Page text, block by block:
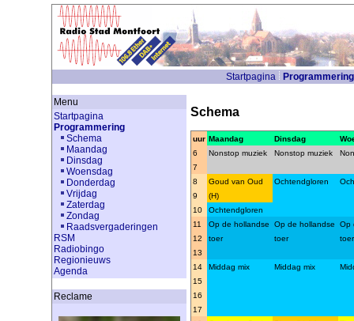
Startpagina Programmering
Menu
Startpagina
Programmering
Schema
Maandag
Dinsdag
Woensdag
Donderdag
Vrijdag
Zaterdag
Zondag
Raadsvergaderingen
RSM
Radiobingo
Regionieuws
Agenda
Reclame
Schema
uur Maandag Dinsdag
6
Nonstop muziek Nonstop muziek
7
8
Goud van Oud Ochtendgloren
9
(H)
10
Ochtendgloren
11
Op de hollandse Op de hollandse
Op
12
toer toer
toer
13
14
Middag mix Middag mix
15
16
17